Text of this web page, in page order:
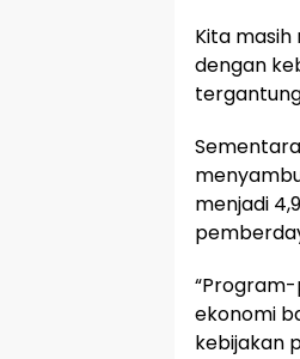
Kita
dengan
menjadi
ekonomi
kebijakan